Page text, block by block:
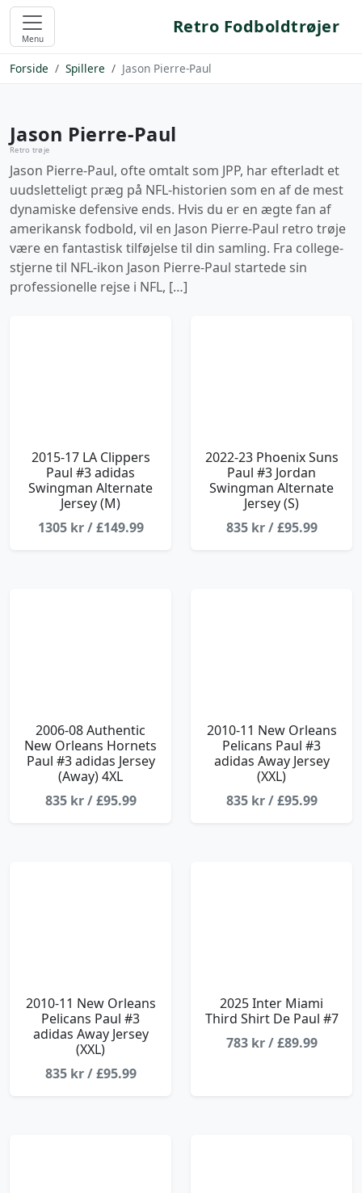
Menu
Retro Fodboldtrøjer
Forside Spillere Jason Pierre-Paul
Jason Pierre-Paul
Retro trøje
Jason Pierre-Paul, ofte omtalt som JPP, har efterladt et
uudsletteligt præg på NFL-historien som en af de mest
dynamiske defensive ends. Hvis du er en ægte fan af
amerikansk fodbold, vil en Jason Pierre-Paul retro trøje
være en fantastisk tilføjelse til din samling. Fra college-
stjerne til NFL-ikon Jason Pierre-Paul startede sin
professionelle rejse i NFL, […]
2015-17 LA Clippers
Paul #3 adidas
Swingman Alternate
Jersey (M)
1305 kr / £149.99
2022-23 Phoenix Suns
Paul #3 Jordan
Swingman Alternate
Jersey (S)
835 kr / £95.99
2006-08 Authentic
New Orleans Hornets
Paul #3 adidas Jersey
(Away) 4XL
835 kr / £95.99
2010-11 New Orleans
Pelicans Paul #3
adidas Away Jersey
(XXL)
835 kr / £95.99
2010-11 New Orleans
Pelicans Paul #3
adidas Away Jersey
(XXL)
835 kr / £95.99
2025 Inter Miami
Third Shirt De Paul #7
783 kr / £89.99